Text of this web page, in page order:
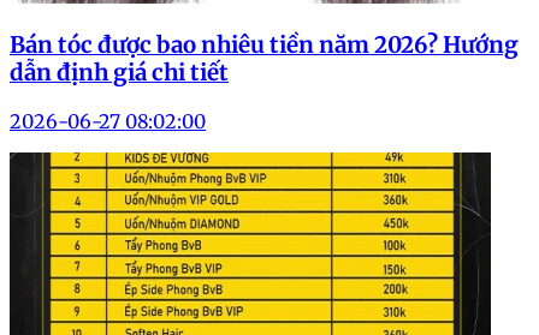
Bán tóc được bao nhiêu tiền năm 2026? Hướng
dẫn định giá chi tiết
2026-06-27 08:02:00